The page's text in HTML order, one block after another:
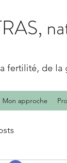
fertilité, de la
Mon approche